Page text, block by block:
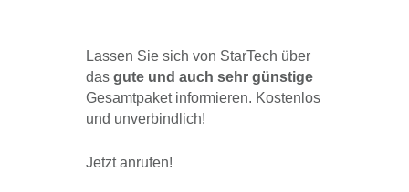
Lassen Sie sich von StarTech über
das gute und auch sehr günstige
Gesamtpaket informieren. Kostenlos
und unverbindlich!
Jetzt anrufen!